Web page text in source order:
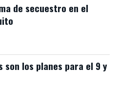
de secuestro en el
son los planes para el 9 y